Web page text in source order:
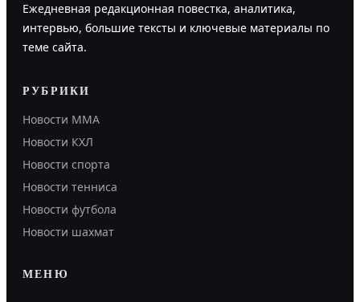
Ежедневная редакционная повестка, аналитика,
интервью, большие тексты и ключевые материалы по
теме сайта.
РУБРИКИ
Новости MMA
Новости КХЛ
Новости спорта
Новости тенниса
Новости футбола
Новости шахмат
МЕНЮ